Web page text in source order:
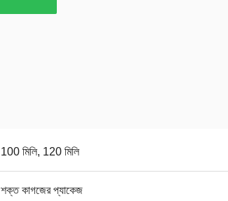
100 মিলি, 120 মিলি
শক্ত কাগজের প্যাকেজ